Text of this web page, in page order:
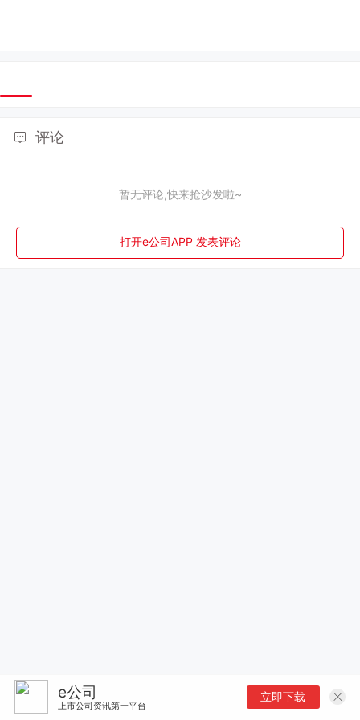
评论
暂无评论,快来抢沙发啦~
打开e公司APP 发表评论
e公司
上市公司资讯第一平台
立即下载